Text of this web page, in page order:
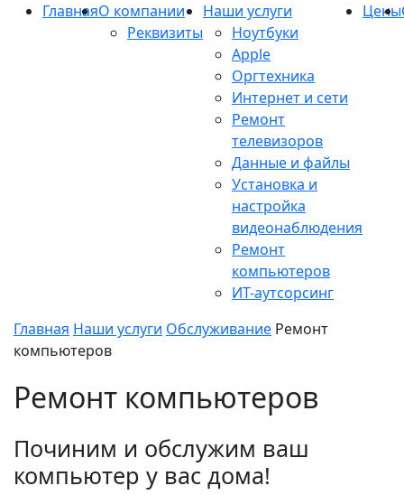
ГлавнаяО компании
Реквизиты
Наши услуги
Ноутбуки
Apple
Оргтехника
Интернет и сети
Ремонт
телевизоров
Данные и файлы
Установка и
настройка
видеонаблюдения
Ремонт
компьютеров
ИТ-аутсорсинг
Цены
Главная Наши услуги Обслуживание Ремонт
компьютеров
Ремонт компьютеров
Починим и обслужим ваш
компьютер у вас дома!